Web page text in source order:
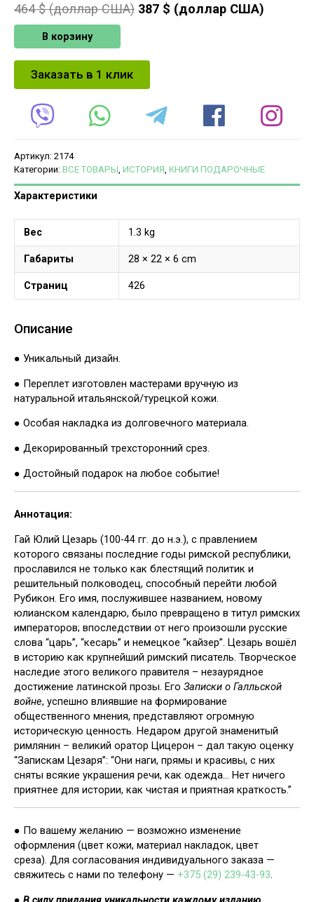
464$ (доллар США) 387 $ (доллар США)
В корзину
Заказать в 1 клик
Артикул: 2174
Категории: ВСЕ ТОВАРЫ ИСТОРИЯ КНИГИ ПОДАРОЧНЫЕ
Характеристики
Вес 1.3 kg
Габариты 28 × 22 × 6 cm
Страниц 426
Описание
● Уникальный дизайн.
● Переплет изготовлен мастерами вручную из
натуральной итальянской/турецкой кожи.
● Особая накладка из долговечного материала.
● Декорированный трехсторонний срез.
● Достойный подарок на любое событие!
Аннотация:
Гай Юлий Цезарь (100-44 гг. до н.э.), с правлением
которого связаны последние годы римской республики,
прославился не только как блестящий политик и
решительный полководец, способный перейти любой
Рубикон. Его имя, послужившее названием, новому
юлианском календарю, было превращено в титул римских
императоров; впоследствии от него произошли русские
слова “царь”, “кесарь” и немецкое “кайзер”. Цезарь вошёл
в историю как крупнейший римский писатель. Творческое
наследие этого великого правителя – незаурядное
достижение латинской прозы. Его Записки о Галльской
войне, успешно влиявшие на формирование
общественного мнения, представляют огромную
историческую ценность. Недаром другой знаменитый
римлянин – великий оратор Цицерон – дал такую оценку
“Запискам Цезаря”: “Они наги, прямы и красивы, с них
сняты всякие украшения речи, как одежда… Нет ничего
приятнее для истории, как чистая и приятная краткость.”
● По вашему желанию — возможно изменение
оформления (цвет кожи, материал накладок, цвет
среза). Для согласования индивидуального заказа —
свяжитесь с нами по телефону — +375 (29) 239-43-93.